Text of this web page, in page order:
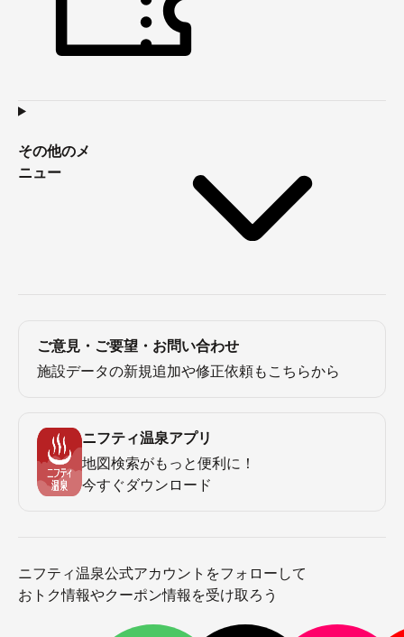
その他のメ
ニュー
ご意見・ご要望・お問い合わせ
施設データの新規追加や修正依頼もこちらから
ニフティ温泉アプリ
地図検索がもっと便利に！
今すぐダウンロード
ニフティ温泉公式アカウントをフォローして
おトク情報やクーポン情報を受け取ろう